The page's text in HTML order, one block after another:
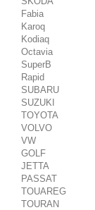
Fabia
Karoq
Kodiaq
Octavia
SuperB
Rapid
SUBARU
SUZUKI
TOYOTA
VOLVO
VW
GOLF
JETTA
PASSAT
TOUAREG
TOURAN